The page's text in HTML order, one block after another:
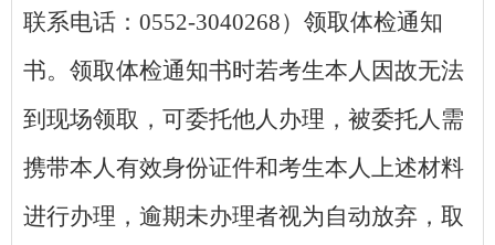
联系电话：0552-3040268）领取体检通知
书。领取体检通知书时若考生本人因故无法
到现场领取，可委托他人办理，被委托人需
携带本人有效身份证件和考生本人上述材料
进行办理，逾期未办理者视为自动放弃，取